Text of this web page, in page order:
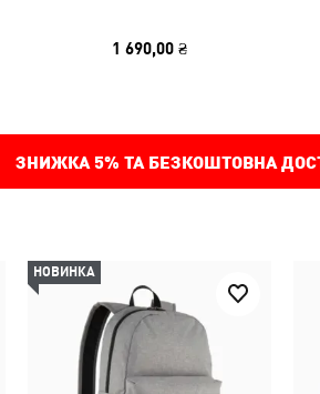
1 690,00 ₴
ЗНИЖКА 5% ТА БЕЗКОШТОВНА
НОВИНКА